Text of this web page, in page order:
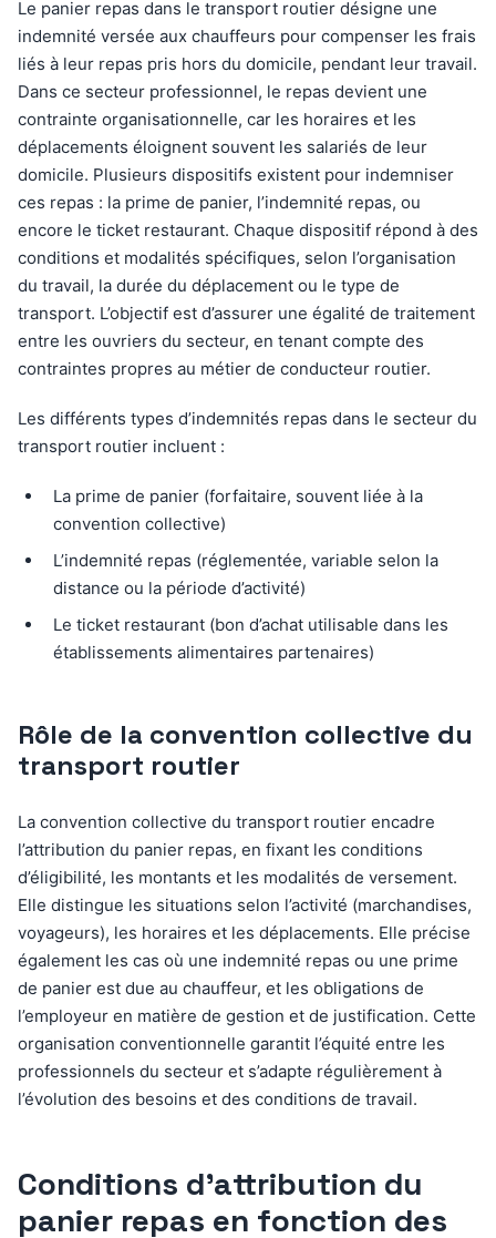
Le panier repas dans le transport routier désigne une
indemnité versée aux chauffeurs pour compenser les frais
liés à leur repas pris hors du domicile, pendant leur travail.
Dans ce secteur professionnel, le repas devient une
contrainte organisationnelle, car les horaires et les
déplacements éloignent souvent les salariés de leur
domicile. Plusieurs dispositifs existent pour indemniser
ces repas : la prime de panier, l’indemnité repas, ou
encore le ticket restaurant. Chaque dispositif répond à des
conditions et modalités spécifiques, selon l’organisation
du travail, la durée du déplacement ou le type de
transport. L’objectif est d’assurer une égalité de traitement
entre les ouvriers du secteur, en tenant compte des
contraintes propres au métier de conducteur routier.
Les différents types d’indemnités repas dans le secteur du
transport routier incluent :
La prime de panier (forfaitaire, souvent liée à la
convention collective)
L’indemnité repas (réglementée, variable selon la
distance ou la période d’activité)
Le ticket restaurant (bon d’achat utilisable dans les
établissements alimentaires partenaires)
Rôle de la convention collective du
transport routier
La convention collective du transport routier encadre
l’attribution du panier repas, en fixant les conditions
d’éligibilité, les montants et les modalités de versement.
Elle distingue les situations selon l’activité (marchandises,
voyageurs), les horaires et les déplacements. Elle précise
également les cas où une indemnité repas ou une prime
de panier est due au chauffeur, et les obligations de
l’employeur en matière de gestion et de justification. Cette
organisation conventionnelle garantit l’équité entre les
professionnels du secteur et s’adapte régulièrement à
l’évolution des besoins et des conditions de travail.
Conditions d’attribution du
panier repas en fonction des